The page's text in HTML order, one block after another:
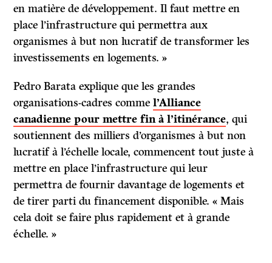
en matière de développement. Il faut mettre en
place l’infrastructure qui permettra aux
organismes à but non lucratif de transformer les
investissements en logements. »
Pedro Barata explique que les grandes
organisations-cadres commel’Alliance
canadienne pour mettre fin à l’itinérance, qui
soutiennent des milliers d’organismes à but non
lucratif à l’échelle locale, commencent tout juste à
mettre en place l’infrastructure qui leur
permettra de fournir davantage de logements et
de tirer parti du financement disponible. « Mais
cela doit se faire plus rapidement et à grande
échelle. »